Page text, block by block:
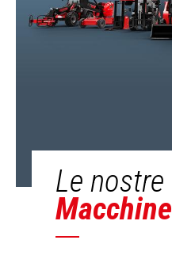
Le nostre
Macchine